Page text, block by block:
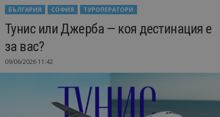
БЪЛГАРИЯ
СОФИЯ ТУРОПЕРАТОРИ
Тунис или Джерба — коя дестинация е
за вас?
09/06/2026 11:42